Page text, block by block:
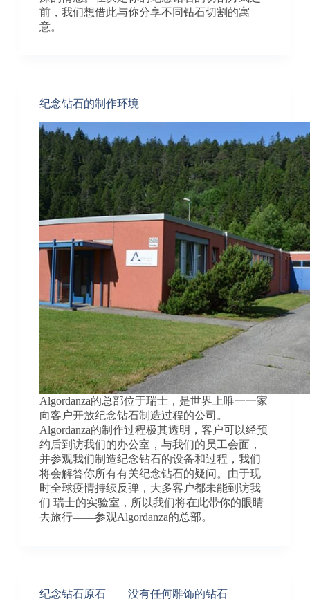
前，我们想借此与你分享不同钻石切割的寓
意。
纪念钻石的制作环境
Algordanza的总部位于瑞士，是世界上唯一一家
向客户开放纪念钻石制造过程的公司。
Algordanza的制作过程极其透明，客户可以经预
约后到访我们的办公室，与我们的员工会面，
并参观我们制造纪念钻石的设备和过程，我们
将会解答你所有有关纪念钻石的疑问。由于现
时全球疫情持续反弹，大多客户都未能到访我
们 瑞士的实验室，所以我们将在此带你的眼睛
去旅行——参观Algordanza的总部。
纪念钻石原石——没有任何雕饰的钻石